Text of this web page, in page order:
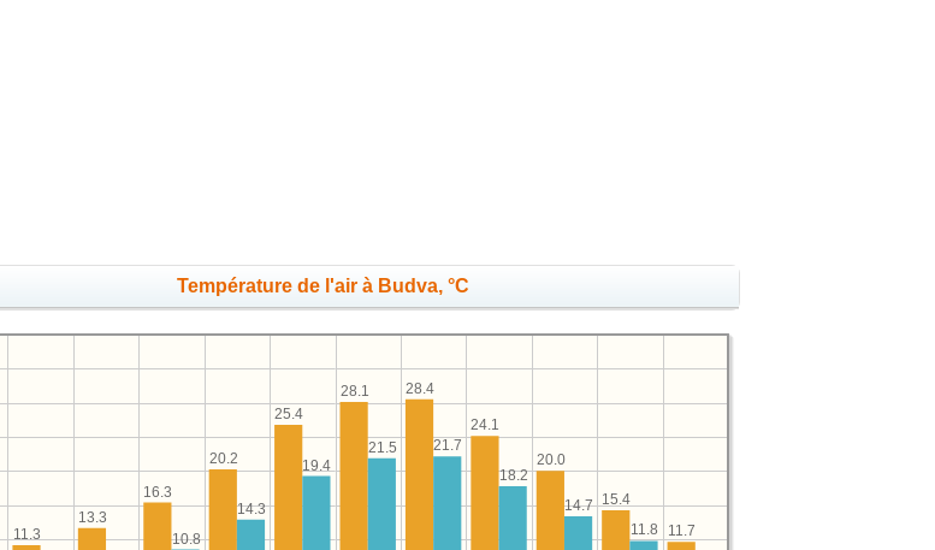
Température de l'air à Budva, °C
11.7
15.4
20.0
24.1
28.4
28.1
25.4
20.2
16.3
13.3
11.3
11.8
14.7
18.2
21.7
21.5
19.4
14.3
10.8